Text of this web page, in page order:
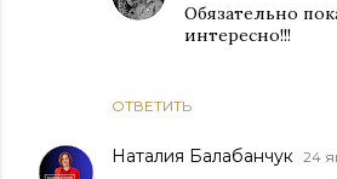
ОТВЕТИТЬ
Обязательно
интересно!!!
Наталия Балабанчук 24